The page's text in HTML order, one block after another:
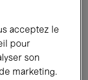
acceptez le
pour
son
marketing.